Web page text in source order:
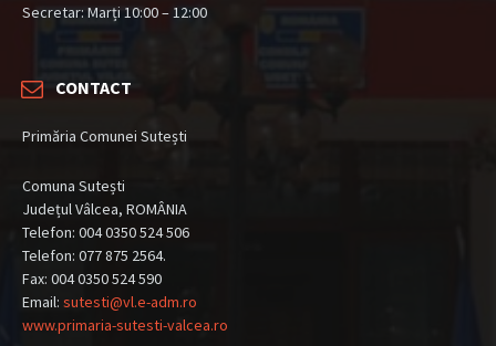
Secretar: Marți 10:00 – 12:00
CONTACT
Primăria Comunei Sutești
Comuna Sutești
Județul Vâlcea, ROMÂNIA
Telefon: 004 0350 524 506
Telefon: 077 875 2564.
Fax: 004 0350 524 590
Email: sutesti@vl.e-adm.ro
www.primaria-sutesti-valcea.ro